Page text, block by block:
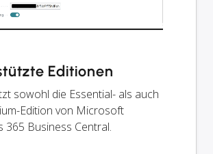
Editionen
sowohl die Essential- als auch
Edition von Microsoft
365 Business Central.